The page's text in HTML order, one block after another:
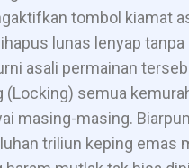
tombol kiamat
lunas lenyap
asali permainan
(Locking) semua
masing-masing.
triliun keping emas